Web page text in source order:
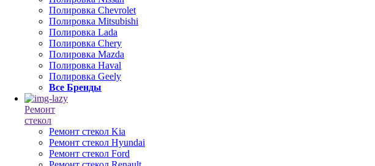
Полировка Chevrolet
Полировка Mitsubishi
Полировка Lada
Полировка Chery
Полировка Mazda
Полировка Haval
Полировка Geely
Все Бренды
Ремонт
стекол
Ремонт стекол Kia
Ремонт стекол Hyundai
Ремонт стекол Ford